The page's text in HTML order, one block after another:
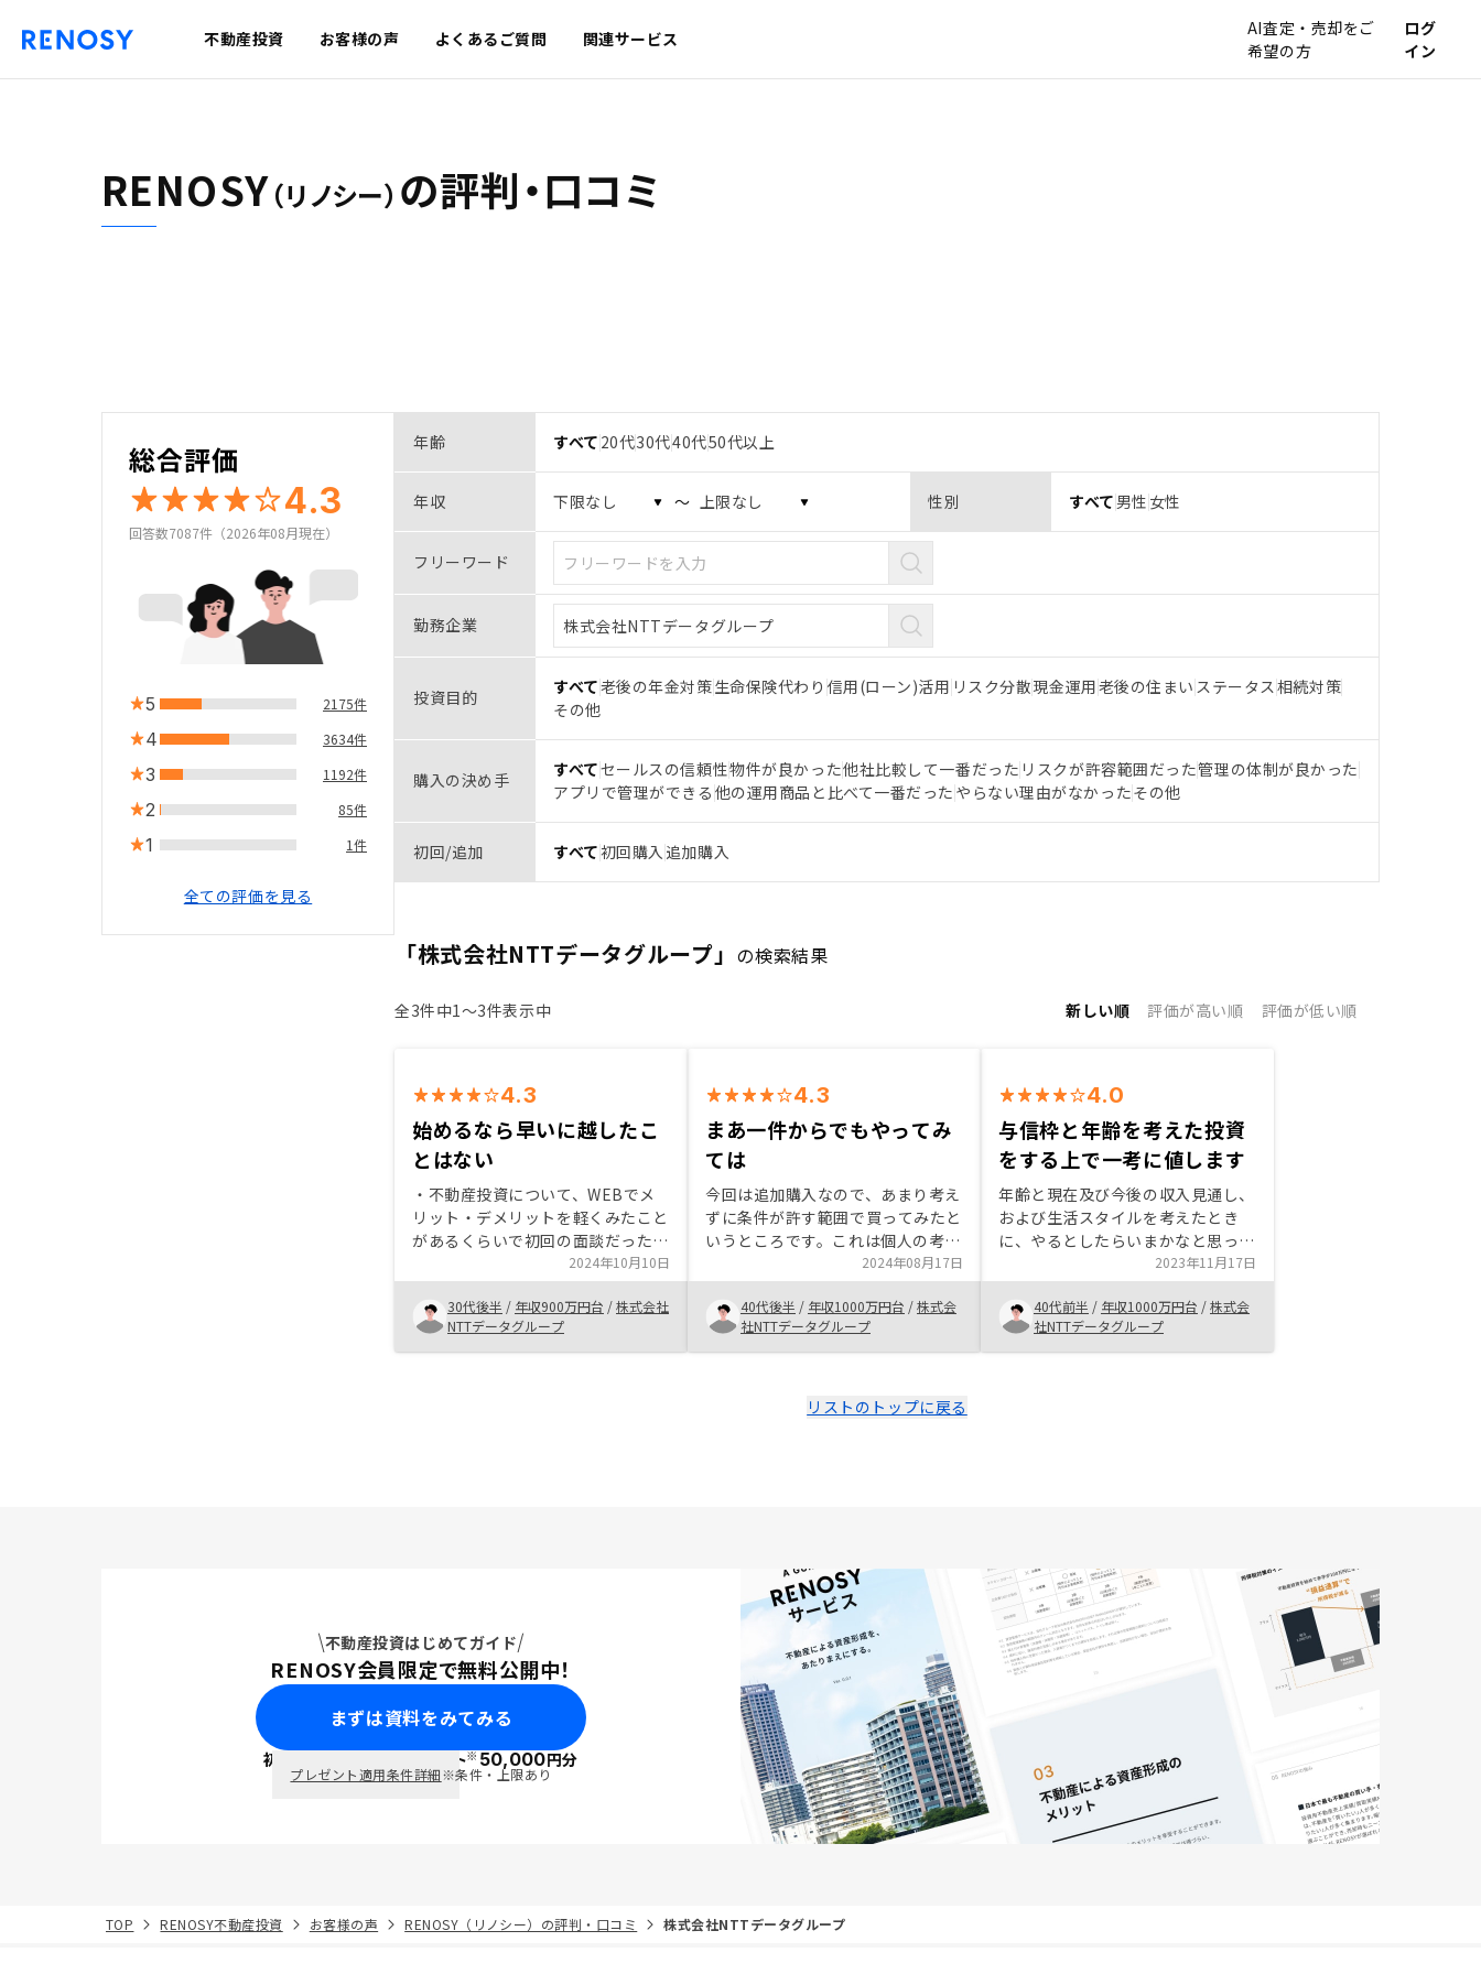
不動産投資 お客様の声 よくあるご質問 関連サービス
AI査定・売却をご
希望の方
ログ
イン
RENOSY（リノシー） の評判・口コミ
総合評価
4.3
回答数7087件（2026年08月現在）
5 2175件
4 3634件
3 1192件
2 85件
1 1件
全ての評価を見る
年齢 すべて 20代30代40代50代以上
年収 〜 性別 すべて 男性 女性
フリーワード
勤務企業
投資目的 すべて老後の年金対策生命保険代わり 信用(ローン)活用 リスク分散現金運用老後の住まい ステータス相続対策
その他
購入の決め手 すべてセールスの信頼性物件が良かった他社比較して一番だった リスクが許容範囲だった管理の体制が良かった
アプリで管理ができる 他の運用商品と比べて一番だった やらない理由がなかったその他
初回/追加 すべて初回購入 追加購入
「株式会社NTTデータグループ」 の検索結果
全3件中1〜3件表示中 新しい順 評価が高い順 評価が低い順
4.3
始めるなら早いに越したこ
とはない
・不動産投資について、WEBでメ
リット・デメリットを軽くみたこと
があるくらいで初回の面談だった。
導入時点で私の投資経験などを確認
した上で、そのレベルにあわせて説
明いただきとても助かった。 ・長
期投資かつローンが必要なので始め
るべきか悩んだ部分もあったが、
ほうがよい。
2024年10月10日
30代後半 / 年収900万円台 /株式会社
NTTデータグループ
4.3
まあ一件からでもやってみ
ては
今回は追加購入なので、あまり考え
ずに条件が許す範囲で買ってみたと
いうところです。これは個人の考え
方に依ると思いますが、三十代でも
試しに一件だけ買ってみる、という
のがいいと思います。こうすること
で不動産投資をはじめる前に比べて
否が応でも自身のお金の流れに理解
かなか理解が深まりませんが、自分
きればアプリで見せて欲しい。こう
した掲載は必ずしもアプリでなくて
もPCサイトでもいい。
2024年08月17日
40代後半 / 年収1000万円台 /株式会
社NTTデータグループ
4.0
与信枠と年齢を考えた投資
をする上で一考に値します
年齢と現在及び今後の収入見通し、
および生活スタイルを考えたとき
に、やるとしたらいまかなと思った
こと、投資開始後の管理の手間やリ
スクとベネフィットを考えたときに
許容範囲であると考えたことによ
る。セールストークにうまいこと乗
せられたというところも否定はでき
2023年11月17日
40代前半 / 年収1000万円台 /株式会
社NTTデータグループ
リストのトップに戻る
不動産投資はじめてガイド
RENOSY会員限定で無料公開中！
まずは資料をみてみる
初回面談で ポイント※50,000円分
プレゼント適用条件詳細※条件・上限あり
TOP RENOSY不動産投資 お客様の声 RENOSY（リノシー）の評判・口コミ 株式会社NTTデータグループ